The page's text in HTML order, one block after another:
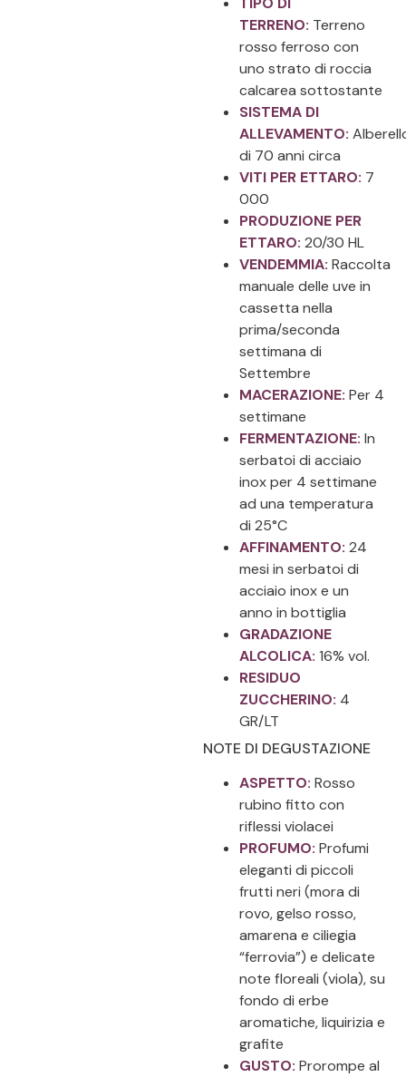
TERRENO: Terreno
rosso ferroso con
uno strato di roccia
calcarea sottostante
SISTEMA DI
ALLEVAMENTO:
di 70 anni circa
VITI PER ETTARO: 7
000
PRODUZIONE PER
ETTARO: 20/30 HL
VENDEMMIA: Raccolta
manuale delle uve in
cassetta nella
prima/seconda
settimana di
Settembre
MACERAZIONE: Per 4
settimane
FERMENTAZIONE: In
serbatoi di acciaio
inox per 4 settimane
ad una temperatura
di 25°C
AFFINAMENTO: 24
mesi in serbatoi di
acciaio inox e un
anno in bottiglia
GRADAZIONE
ALCOLICA: 16% vol.
RESIDUO
ZUCCHERINO: 4
GR/LT
NOTE DI DEGUSTAZIONE
ASPETTO: Rosso
rubino fitto con
riflessi violacei
PROFUMO: Profumi
eleganti di piccoli
frutti neri (mora di
rovo, gelso rosso,
amarena e ciliegia
“ferrovia”) e delicate
note floreali (viola), su
fondo di erbe
aromatiche, liquirizia e
grafite
GUSTO: Prorompe al